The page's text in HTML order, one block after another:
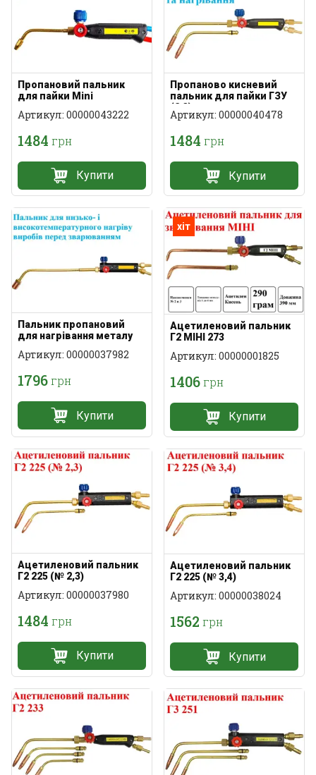
Пропановий пальник
для пайки Mini
Артикул: 00000043222
1484 грн
Купити
Пропаново кисневий
пальник для пайки ГЗУ
(2,3)
Артикул: 00000040478
1484 грн
Купити
Пальник пропановий
для нагрівання металу
Артикул: 00000037982
1796грн
Купити
хіт
Ацетиленовий пальник
Г2 МІНІ 273
Артикул: 00000001825
1406грн
Купити
Ацетиленовий пальник
Г2 225 (№ 2,3)
Артикул: 00000037980
1484 грн
Купити
Ацетиленовий пальник
Г2 225 (№ 3,4)
Артикул: 00000038024
1562 грн
Купити